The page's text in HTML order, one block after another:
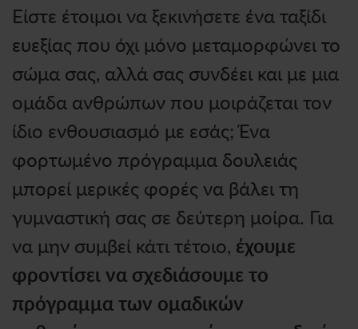
Είστε έτοιμοι να ξεκινήσετε ένα ταξίδι
ευεξίας που όχι μόνο μεταμορφώνει το
σώμα σας, αλλά σας συνδέει και με μια
ομάδα ανθρώπων που μοιράζεται τον
ίδιο ενθουσιασμό με εσάς; Ένα
φορτωμένο πρόγραμμα δουλειάς
μπορεί μερικές φορές να βάλει τη
γυμναστική σας σε δεύτερη μοίρα. Για
να μην συμβεί κάτι τέτοιο, έχουμε
φροντίσει να σχεδιάσουμε το
πρόγραμμα των ομαδικών